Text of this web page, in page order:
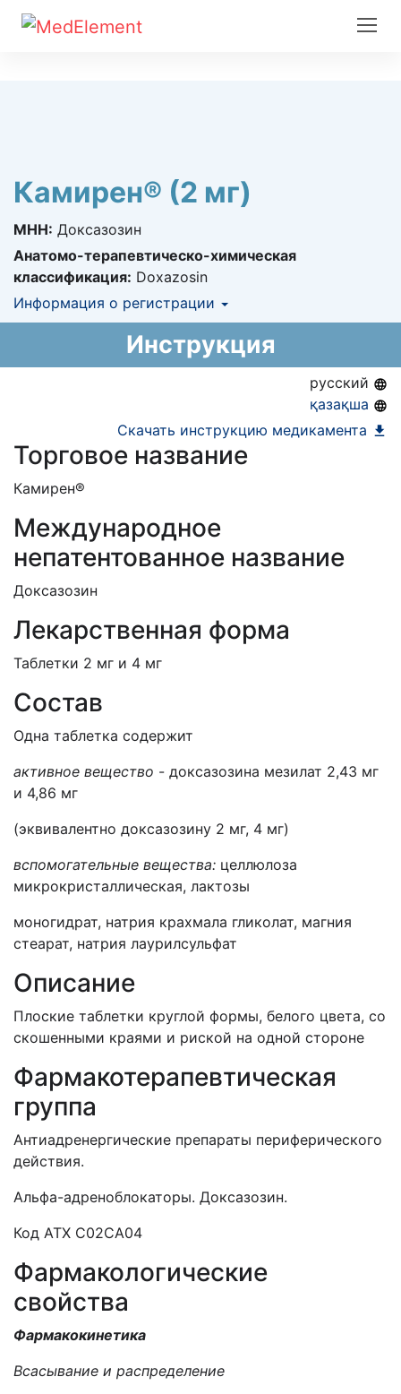
Камирен® (2 мг)
МНН: Доксазозин
Анатомо-терапевтическо-химическая
классификация: Doxazosin
Информация о регистрации
Информация о регистрации в РК:15.07.2014 -
Инструкция
русский
қазақша
Скачать инструкцию медикамента
Торговое название
Камирен®
Международное
непатентованное название
Доксазозин
Лекарственная форма
Таблетки 2 мг и 4 мг
Состав
Одна таблетка содержит
активное вещество - доксазозина мезилат 2,43 мг
и 4,86 мг
(эквивалентно доксазозину 2 мг, 4 мг)
вспомогательные вещества: целлюлоза
микрокристаллическая, лактозы
моногидрат, натрия крахмала гликолат, магния
стеарат, натрия лаурилсульфат
Описание
Плоские таблетки круглой формы, белого цвета, со
скошенными краями и риской на одной стороне
Фармакотерапевтическая
группа
Антиадренергические препараты периферического
действия.
Альфа-адреноблокаторы. Доксазозин.
Код ATХ C02CA04
Фармакологические
свойства
Фармакокинетика
Всасывание и распределение